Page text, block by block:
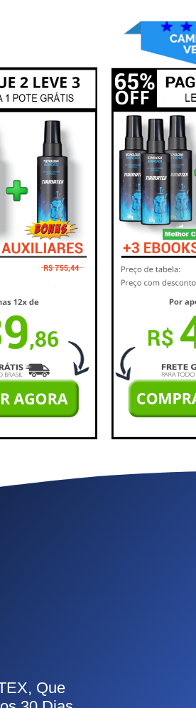
Que